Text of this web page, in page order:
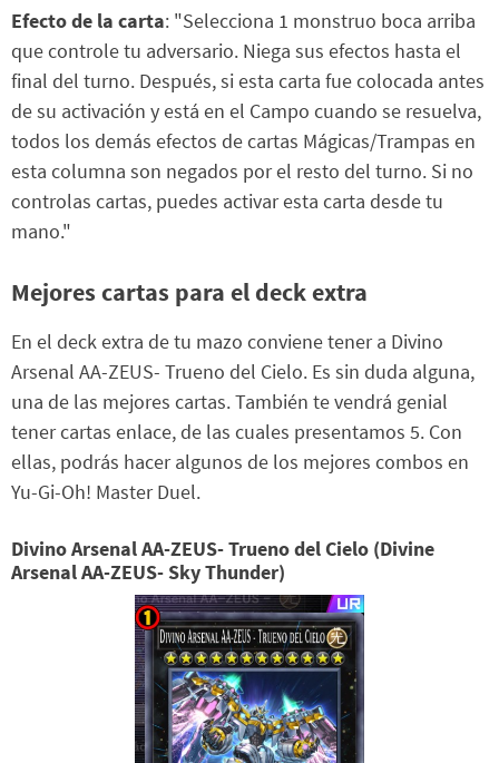
Efecto de la carta: "Selecciona 1 monstruo boca arriba
que controle tu adversario. Niega sus efectos hasta el
final del turno. Después, si esta carta fue colocada antes
de su activación y está en el Campo cuando se resuelva,
todos los demás efectos de cartas Mágicas/Trampas en
esta columna son negados por el resto del turno. Si no
controlas cartas, puedes activar esta carta desde tu
mano."
Mejores cartas para el deck extra
En el deck extra de tu mazo conviene tener a Divino
Arsenal AA-ZEUS- Trueno del Cielo. Es sin duda alguna,
una de las mejores cartas. También te vendrá genial
tener cartas enlace, de las cuales presentamos 5. Con
ellas, podrás hacer algunos de los mejores combos en
Yu-Gi-Oh! Master Duel.
Divino Arsenal AA-ZEUS- Trueno del Cielo (Divine
Arsenal AA-ZEUS- Sky Thunder)